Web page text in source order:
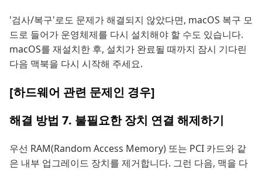
'검사/복구'로도 문제가 해결되지 않았다면, macOS 복구 모
드로 들어가 운영체제를 다시 설치해야 할 수도 있습니다.
macOS를 재설치한 후, 설치가 완료될 때까지 잠시 기다린
다음 맥북을 다시 시작해 주세요.
[하드웨어 관련 문제인 경우]
해결 방법 7. 불필요한 장치 연결 해제하기
우선 RAM(Random Access Memory) 또는 PCI 카드와 같
은 내부 업그레이드 장치를 제거합니다. 그런 다음, 맥을 다